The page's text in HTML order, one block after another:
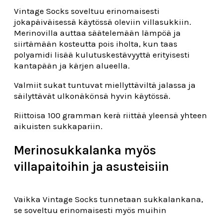
Vintage Socks soveltuu erinomaisesti
jokapäiväisessä käytössä oleviin villasukkiin.
Merinovilla auttaa säätelemään lämpöä ja
siirtämään kosteutta pois iholta, kun taas
polyamidi lisää kulutuskestävyyttä erityisesti
kantapään ja kärjen alueella.
Valmiit sukat tuntuvat miellyttäviltä jalassa ja
säilyttävät ulkonäkönsä hyvin käytössä.
Riittoisa 100 gramman kerä riittää yleensä yhteen
aikuisten sukkapariin.
Merinosukkalanka myös
villapaitoihin ja asusteisiin
Vaikka Vintage Socks tunnetaan sukkalankana,
se soveltuu erinomaisesti myös muihin